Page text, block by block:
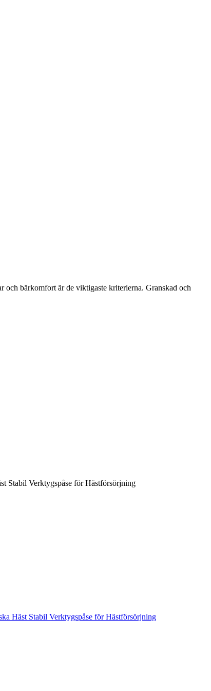
bärkomfort är de viktigaste kriterierna. Granskad och
Stabil Verktygspåse för Hästförsörjning
Häst Stabil Verktygspåse för Hästförsörjning